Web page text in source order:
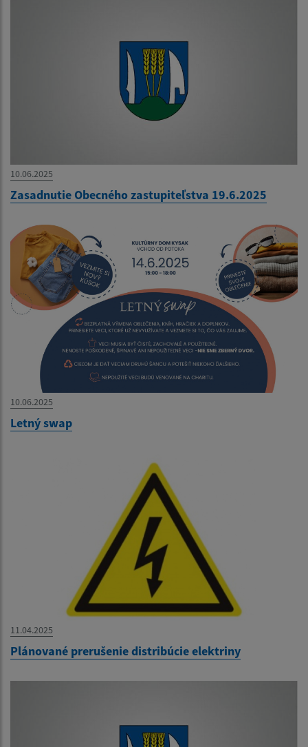
10.06.2025
Zasadnutie Obecného zastupiteľstva 19.6.2025
10.06.2025
Letný swap
11.04.2025
Plánované prerušenie distribúcie elektriny